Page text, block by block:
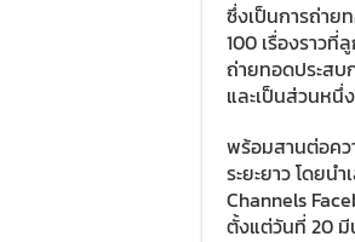
ซึ่งเป็นการถ่าย
100 เรื่องราวที่
ถ่ายทอดประสบ
และเป็นส่วนหนึ่
พร้อมสานต่อค
ระยะยาว โดยน
Channels
ตั้งแต่วันที่ 20 มี